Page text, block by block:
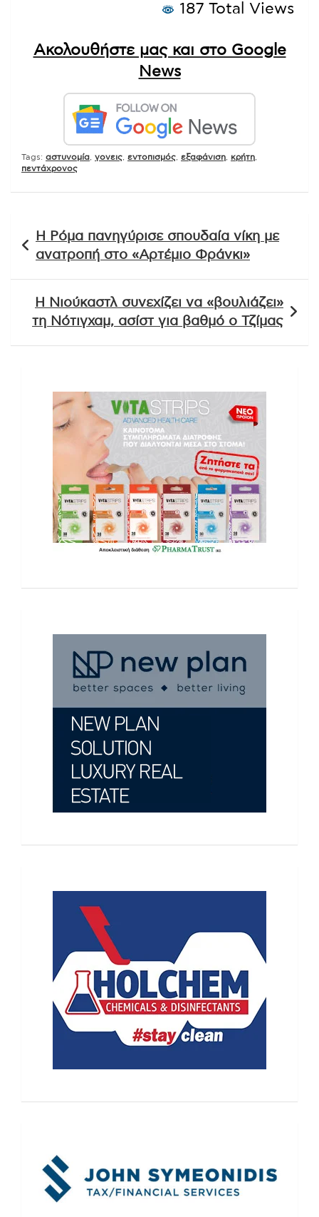
187 Total Views
Ακολουθήστε μας και στο Google
News
Tags: αστυνομία γονεις εντοπισμός εξαφάνιση κρήτη
πεντάχρονος
άρθρων
Η Ρόμα πανηγύρισε σπουδαία νίκη με
ανατροπή στο «Αρτέμιο Φράνκι»
Η Νιούκαστλ συνεχίζει να «βουλιάζει»
τη Νότιγχαμ, ασίστ για βαθμό ο Τζίμας